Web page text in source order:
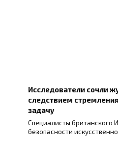
Исследователи сочли
следствием
задачу
Специалисты британского
безопасности